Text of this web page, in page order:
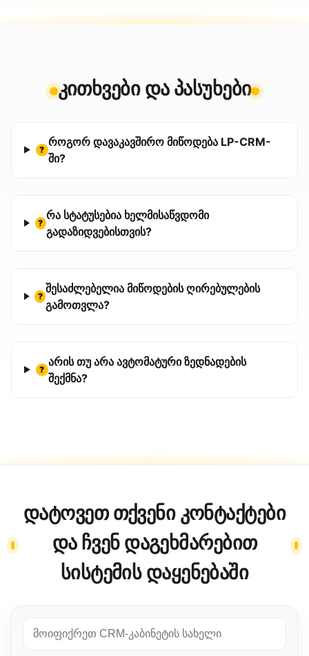
კითხვები და პასუხები
?
როგორ დავაკავშირო მიწოდება LP-CRM-
ში?
?
რა სტატუსებია ხელმისაწვდომი
გადაზიდვებისთვის?
?
შესაძლებელია მიწოდების ღირებულების
გამოთვლა?
?
არის თუ არა ავტომატური ზედნადების
შექმნა?
დატოვეთ თქვენი კონტაქტები
და ჩვენ დაგეხმარებით
სისტემის დაყენებაში